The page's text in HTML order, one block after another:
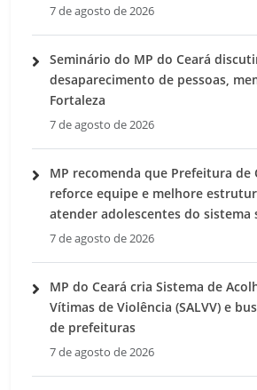
7 de agosto de 2026
Seminário do MP do Ceará
desaparecimento de pessoas,
Fortaleza
7 de agosto de 2026
MP recomenda que Prefeitura de
reforce equipe e melhore
atender adolescentes do sistema
7 de agosto de 2026
MP do Ceará cria Sistema de
Vítimas de Violência (SALVV) e
de prefeituras
7 de agosto de 2026